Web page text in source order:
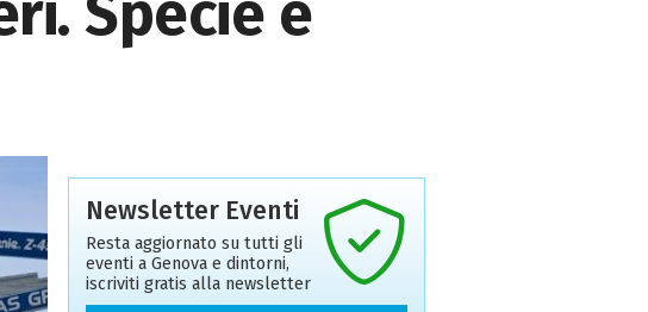
Specie e
Newsletter Eventi
Resta aggiornato su tutti gli
eventi a Genova e dintorni,
iscriviti gratis alla newsletter